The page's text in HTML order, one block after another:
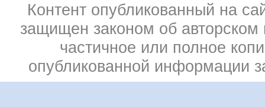
Контент опубликованный на
защищен законом об
частичное или полное
опубликованной информации